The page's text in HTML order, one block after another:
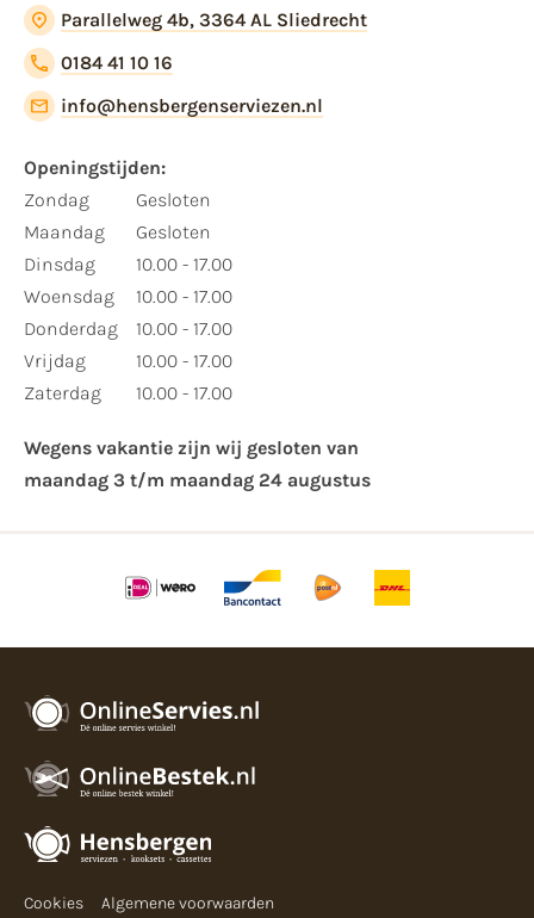
Parallelweg 4b, 3364 AL Sliedrecht
0184 41 10 16
info@hensbergenserviezen.nl
Openingstijden:​
​Zondag
Maandag
Dinsdag
Woensdag
Donderdag
Vrijdag
Zaterdag
Gesloten
Gesloten
10.00 - 17.00
10.00 - 17.00
10.00 - 17.00
10.00 - 17.00
10.00 - 17.00
Wegens vakantie zijn wij gesloten van ​
maandag 3 t/m maandag 24 augustus
Cookies Algemene voorwaarden